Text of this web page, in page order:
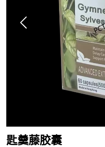
匙羹藤胶囊